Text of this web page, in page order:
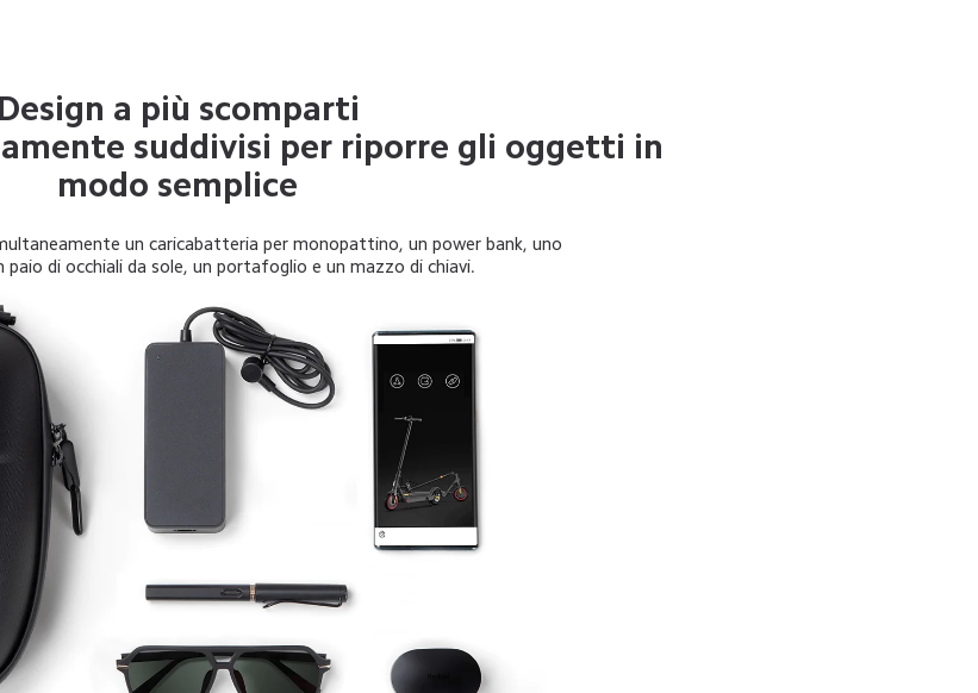
Design a più scomparti
suddivisi per riporre gli oggetti in
modo semplice
un caricabatteria per monopattino, un power bank, uno
paio di occhiali da sole, un portafoglio e un mazzo di chiavi.